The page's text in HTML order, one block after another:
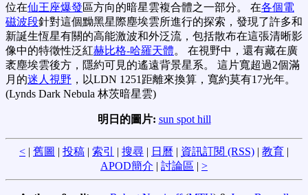
位在仙王座爆發區方向的暗星雲複合體之一部分。 在各個電
磁波段針對這個黝黑星際塵埃雲所進行的探索，發現了許多和
新誕生恆星有關的高能激波和外泛流，包括散布在這張清晰影
像中的特徵性泛紅赫比格-哈羅天體。 在視野中，還有藏在廣
袤塵埃雲後方，隱約可見的遙遠背景星系。 這片寬超過2個滿
月的迷人視野 ，以LDN 1251距離來換算，寬約莫有17光年。
(Lynds Dark Nebula 林茨暗星雲)
明日的圖片: sun spot hill
< | 舊圖 | 投稿 | 索引 | 搜尋 | 日曆 | 資訊訂閱 (RSS) | 教育 |
APOD簡介 | 討論區 | >